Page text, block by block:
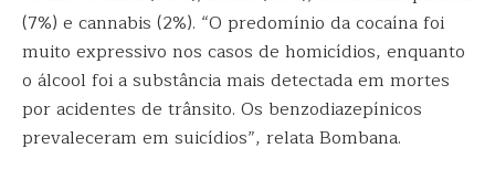
(7%) e cannabis (2%). “O predomínio da cocaína foi
muito expressivo nos casos de homicídios, enquanto
o álcool foi a substância mais detectada em mortes
por acidentes de trânsito. Os benzodiazepínicos
prevaleceram em suicídios”, relata Bombana.